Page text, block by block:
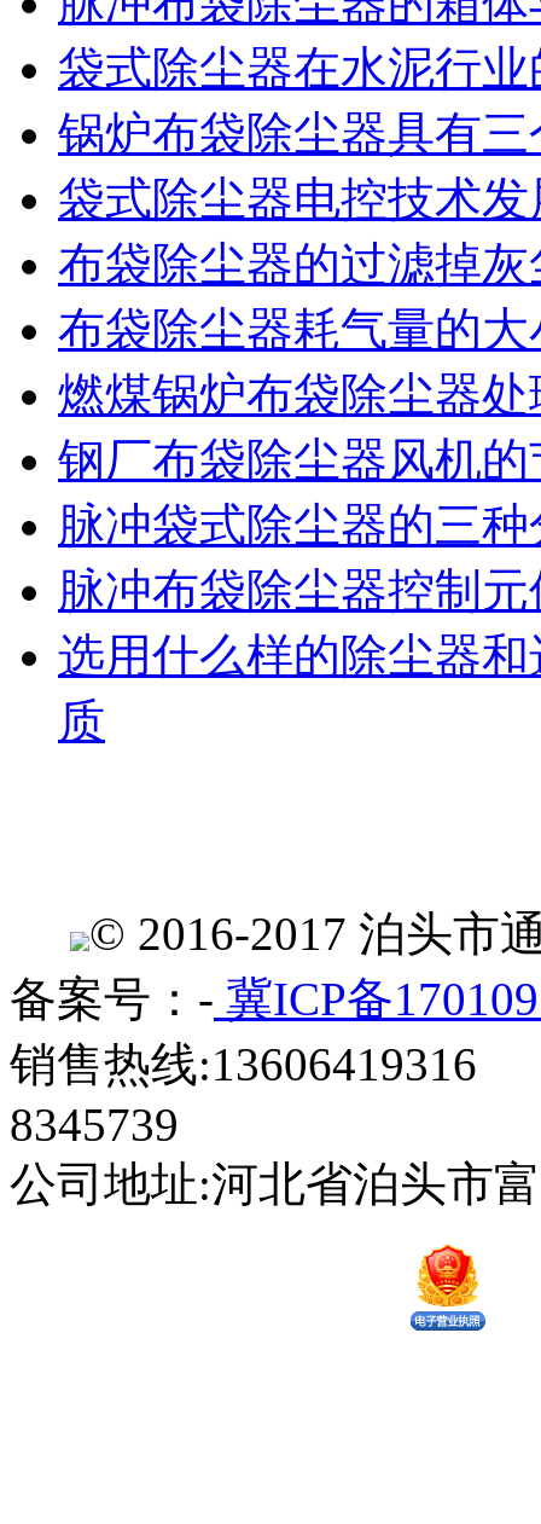
袋式除尘器在水泥行
锅炉布袋除尘器具有
袋式除尘器电控技术
布袋除尘器的过滤掉
布袋除尘器耗气量的大
燃煤锅炉布袋除尘器
钢厂布袋除尘器风机
脉冲袋式除尘器的三
脉冲布袋除尘器控制
选用什么样的除尘器
质
© 2016-2017 泊头市
备案号：- 冀ICP备
销售热线:13606419316
8345739
公司地址:河北省泊头市